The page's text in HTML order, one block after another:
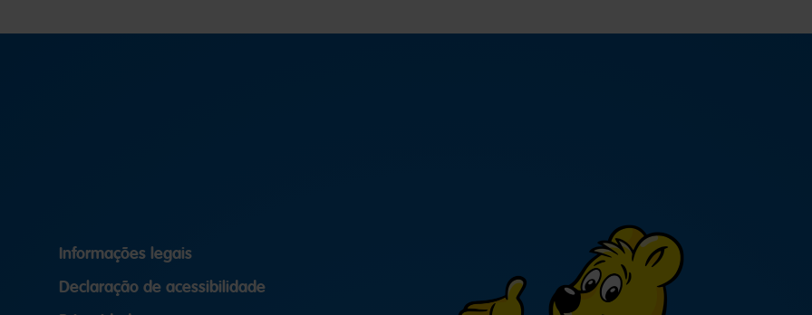
Informações legais
Declaração de acessibilidade